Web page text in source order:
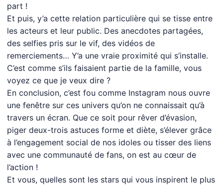
part !
Et puis, y’a cette relation particulière qui se tisse entre
les acteurs et leur public. Des anecdotes partagées,
des selfies pris sur le vif, des vidéos de
remerciements… Y’a une vraie proximité qui s’installe.
C’est comme s’ils faisaient partie de la famille, vous
voyez ce que je veux dire ?
En conclusion, c’est fou comme Instagram nous ouvre
une fenêtre sur ces univers qu’on ne connaissait qu’à
travers un écran. Que ce soit pour rêver d’évasion,
piger deux-trois astuces forme et diète, s’élever grâce
à l’engagement social de nos idoles ou tisser des liens
avec une communauté de fans, on est au cœur de
l’action !
Et vous, quelles sont les stars qui vous inspirent le plus